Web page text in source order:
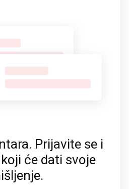
Prijavite se i
će dati svoje